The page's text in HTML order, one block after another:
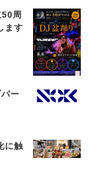
周
ます
ー
に触